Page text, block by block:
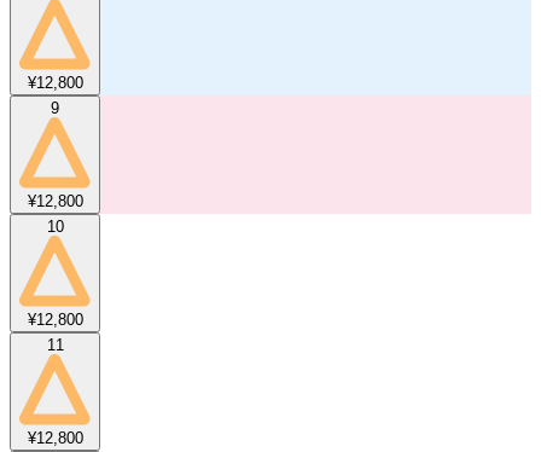
¥12,800
9
¥12,800
10
¥12,800
11
¥12,800